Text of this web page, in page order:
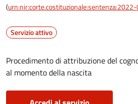
(
Servizio attivo
Procedimento di attribuzione del
al momento della nascita